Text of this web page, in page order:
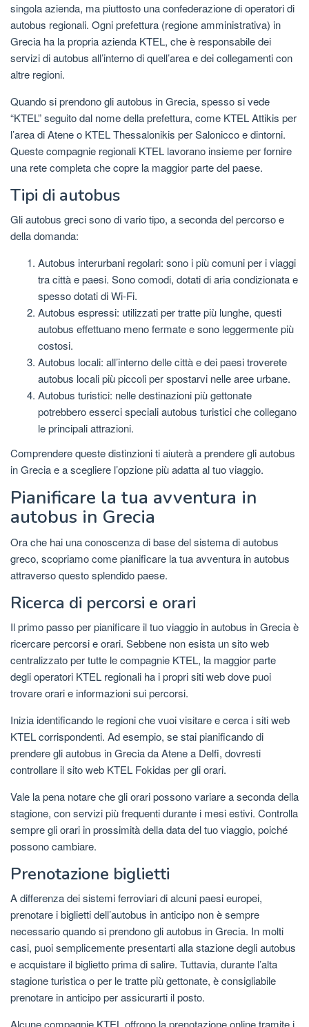
singola azienda, ma piuttosto una confederazione di operatori di
autobus regionali. Ogni prefettura (regione amministrativa) in
Grecia ha la propria azienda KTEL, che è responsabile dei
servizi di autobus all’interno di quell’area e dei collegamenti con
altre regioni.
Quando si prendono gli autobus in Grecia, spesso si vede
“KTEL” seguito dal nome della prefettura, come KTEL Attikis per
l’area di Atene o KTEL Thessalonikis per Salonicco e dintorni.
Queste compagnie regionali KTEL lavorano insieme per fornire
una rete completa che copre la maggior parte del paese.
Tipi di autobus
Gli autobus greci sono di vario tipo, a seconda del percorso e
della domanda:
Autobus interurbani regolari: sono i più comuni per i viaggi
tra città e paesi. Sono comodi, dotati di aria condizionata e
spesso dotati di Wi-Fi.
Autobus espressi: utilizzati per tratte più lunghe, questi
autobus effettuano meno fermate e sono leggermente più
costosi.
Autobus locali: all’interno delle città e dei paesi troverete
autobus locali più piccoli per spostarvi nelle aree urbane.
Autobus turistici: nelle destinazioni più gettonate
potrebbero esserci speciali autobus turistici che collegano
le principali attrazioni.
Comprendere queste distinzioni ti aiuterà a prendere gli autobus
in Grecia e a scegliere l’opzione più adatta al tuo viaggio.
Pianificare la tua avventura in
autobus in Grecia
Ora che hai una conoscenza di base del sistema di autobus
greco, scopriamo come pianificare la tua avventura in autobus
attraverso questo splendido paese.
Ricerca di percorsi e orari
Il primo passo per pianificare il tuo viaggio in autobus in Grecia è
ricercare percorsi e orari. Sebbene non esista un sito web
centralizzato per tutte le compagnie KTEL, la maggior parte
degli operatori KTEL regionali ha i propri siti web dove puoi
trovare orari e informazioni sui percorsi.
Inizia identificando le regioni che vuoi visitare e cerca i siti web
KTEL corrispondenti. Ad esempio, se stai pianificando di
prendere gli autobus in Grecia da Atene a Delfi, dovresti
controllare il sito web KTEL Fokidas per gli orari.
Vale la pena notare che gli orari possono variare a seconda della
stagione, con servizi più frequenti durante i mesi estivi. Controlla
sempre gli orari in prossimità della data del tuo viaggio, poiché
possono cambiare.
Prenotazione biglietti
A differenza dei sistemi ferroviari di alcuni paesi europei,
prenotare i biglietti dell’autobus in anticipo non è sempre
necessario quando si prendono gli autobus in Grecia. In molti
casi, puoi semplicemente presentarti alla stazione degli autobus
e acquistare il biglietto prima di salire. Tuttavia, durante l’alta
stagione turistica o per le tratte più gettonate, è consigliabile
prenotare in anticipo per assicurarti il ​​posto.
Alcune compagnie KTEL offrono la prenotazione online tramite i